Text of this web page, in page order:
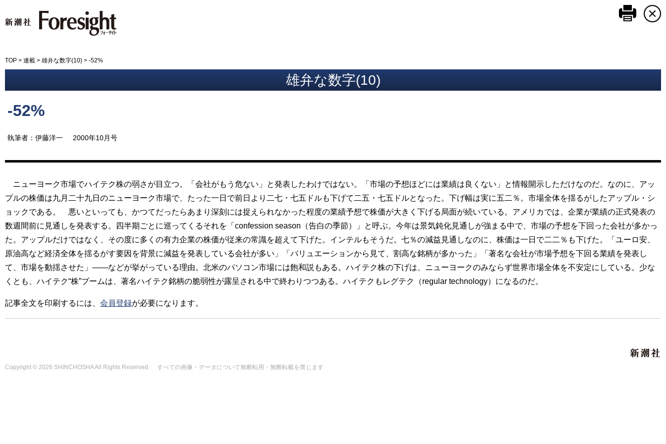
このペ
TOP > 連載 > 雄弁な数字(10) > -52%
雄弁な数字(10)
-52%
執筆者：伊藤洋一 2000年10月号
ニューヨーク市場でハイテク株の弱さが目立つ。「会社がもう危ない」と発表したわけではない。「市場の予想ほどには業績は良くない」と情報開示しただけなのだ。なのに、アッ
プルの株価は九月二十九日のニューヨーク市場で、たった一日で前日より二七・七五ドルも下げて二五・七五ドルとなった。下げ幅は実に五二％。市場全体を揺るがしたアップル・シ
ョックである。 悪いといっても、かつてだったらあまり深刻には捉えられなかった程度の業績予想で株価が大きく下げる局面が続いている。アメリカでは、企業が業績の正式発表の
数週間前に見通しを発表する。四半期ごとに巡ってくるそれを「confession season（告白の季節）」と呼ぶ。今年は景気鈍化見通しが強まる中で、市場の予想を下回った会社が多かっ
た。アップルだけではなく、その度に多くの有力企業の株価が従来の常識を超えて下げた。インテルもそうだ。七％の減益見通しなのに、株価は一日で二二％も下げた。「ユーロ安、
原油高など経済全体を揺るがす要因を背景に減益を発表している会社が多い」「バリュエーションから見て、割高な銘柄が多かった」「著名な会社が市場予想を下回る業績を発表し
て、市場を動揺させた」――などが挙がっている理由。北米のパソコン市場には飽和説もある。ハイテク株の下げは、ニューヨークのみならず世界市場全体を不安定にしている。少な
くとも、ハイテク“株”ブームは、著名ハイテク銘柄の脆弱性が露呈される中で終わりつつある。ハイテクもレグテク（regular technology）になるのだ。
記事全文を印刷するには、 会員登録が必要になります。
Copyright © 2026 SHINCHOSHA All Rights Reserved. すべての画像・データについて無断転用・無断転載を禁じます